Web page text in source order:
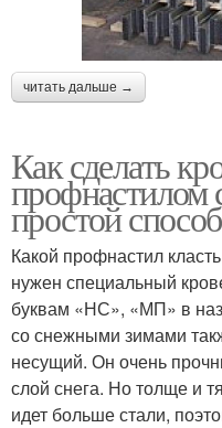
читать дальше →
Как сделать
профнастилом
простой способ
Какой профнастил
нужен специальный
буквам «НС», «МП» в
со снежными зимами
несущий. Он очень
слой снега. Но толще и
идет больше стали,